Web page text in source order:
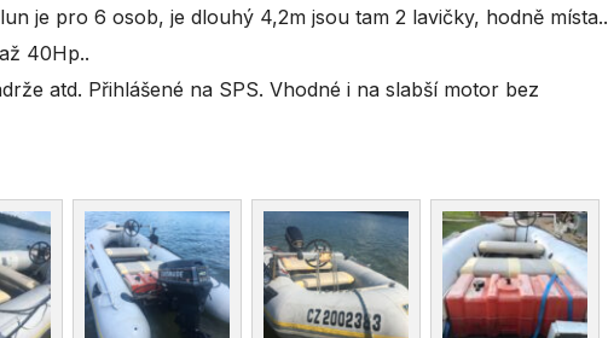
je pro 6 osob, je dlouhý 4,2m jsou tam 2 lavičky, hodně místa..
40Hp..
atd. Přihlášené na SPS. Vhodné i na slabší motor bez